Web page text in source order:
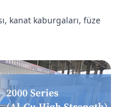
kanat kaburgaları, füze